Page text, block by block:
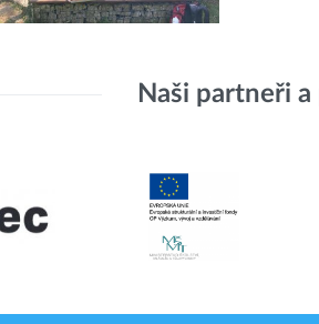
Naši partneři